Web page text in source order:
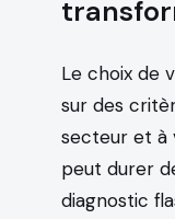
Le choix de
sur des
secteur et à
peut durer
diagnostic